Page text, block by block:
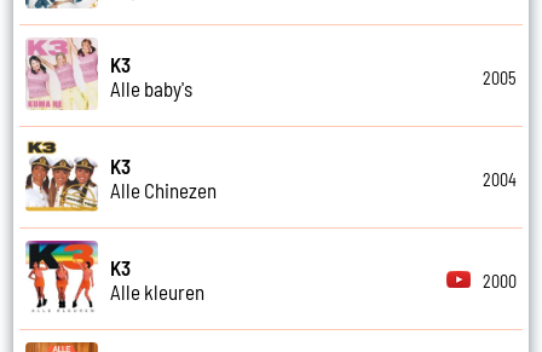
K3
Alle baby's
2005
K3
Alle Chinezen
2004
K3
Alle kleuren
2000